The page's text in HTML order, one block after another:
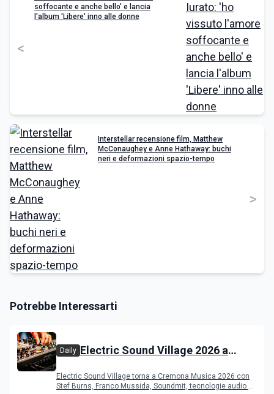
<
soffocante e anche bello' e lancia
l'album 'Libere' inno alle donne
Interstellar recensione film, Matthew
McConaughey e Anne Hathaway: buchi
neri e deformazioni spazio-tempo
>
Potrebbe Interessarti
Daily Electric Sound Village 2026 a
Young Band Contest, il programma
Electric Sound Village torna a Cremona Musica 2026 con
Stef Burns, Franco Mussida, Soundmit, tecnologie audio e